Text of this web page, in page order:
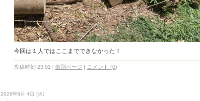
今回は１人ではここまでできなかった！
投稿時刻 23:01 | 個別ページ | コメント (0)
2026年8月 4日 (火)